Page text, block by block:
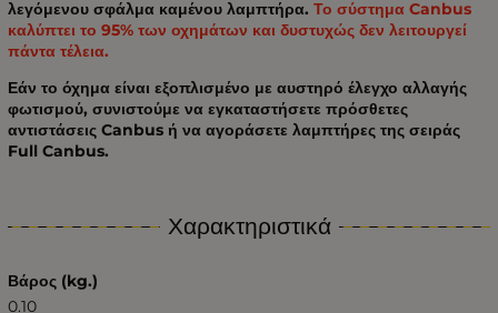
λεγόμενου σφάλμα καμένου λαμπτήρα. Το σύστημα Canbus
καλύπτει το 95% των οχημάτων και δυστυχώς δεν λειτουργεί
πάντα τέλεια.
Εάν το όχημα είναι εξοπλισμένο με αυστηρό έλεγχο αλλαγής
φωτισμού, συνιστούμε να εγκαταστήσετε πρόσθετες
αντιστάσεις Canbus ή να αγοράσετε λαμπτήρες της σειράς
Full Canbus.
Χαρακτηριστικά
Βάρος (kg.)
0.10